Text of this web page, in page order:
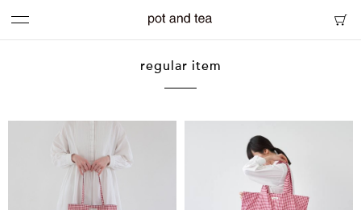
regular item